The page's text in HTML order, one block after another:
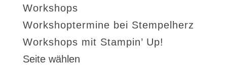
Workshops
Workshoptermine bei Stempelherz
Workshops mit Stampin’ Up!
Seite wählen